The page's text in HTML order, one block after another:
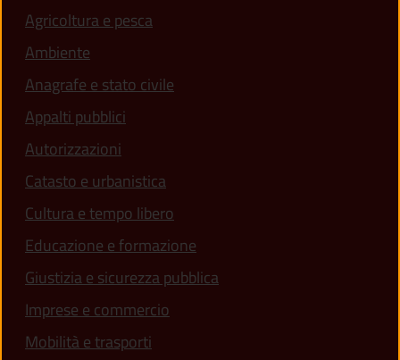
Agricoltura e pesca
Ambiente
Anagrafe e stato civile
Appalti pubblici
Autorizzazioni
Catasto e urbanistica
Cultura e tempo libero
Educazione e formazione
Giustizia e sicurezza pubblica
Imprese e commercio
Mobilità e trasporti